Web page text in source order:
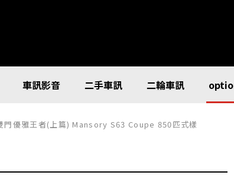
車訊影音 二手車訊 二輪車訊
門優雅王者(上篇) Mansory S63 Coupe 850匹式樣